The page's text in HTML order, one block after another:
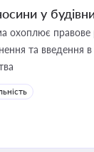
у
охоплює правове
та введення